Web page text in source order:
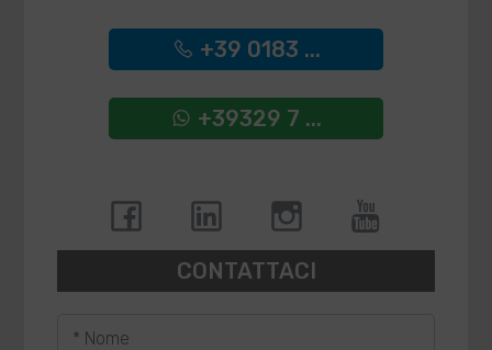
+39 0183 ...
+39329 7 ...
CONTATTACI
* Nome